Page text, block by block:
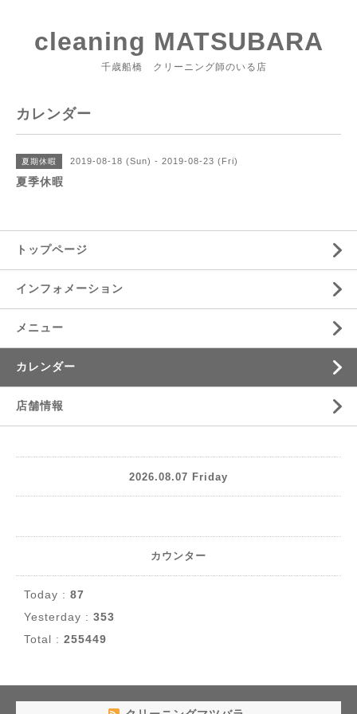
cleaning MATSUBARA
千歳船橋 クリーニング師のいる店
カレンダー
夏期休暇 2019-08-18 (Sun) - 2019-08-23 (Fri)
夏季休暇
トップページ
インフォメーション
メニュー
カレンダー
店舗情報
2026.08.07 Friday
カウンター
Today : 87
Yesterday : 353
Total : 255449